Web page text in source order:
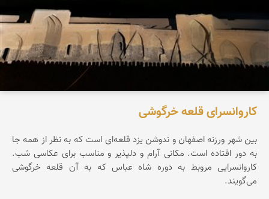
کاروانسرای قلعه خرگوشی
بین شهر ورزنه اصفهان و ندوشن یزد قلعه‌ای است که به نظر از همه جا
به دور افتاده است. مکانی آرام و دلپذیر و مناسب برای عکاسی شب.
کاروانسرایی مروبط به دوره شاه عباس که به آن قلعه خرگوشی
می‌گویند.